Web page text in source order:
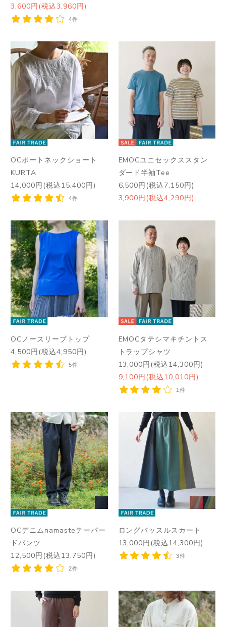
3,600円(税込3,960円)
4件
OCボートネックショート
KURTA
14,000円(税込15,400円)
4件
EMOCユニセックススタン
ダード半袖Tee
6,500円(税込7,150円)
3,900円(税込4,290円)
OCノースリーブトップ
4,500円(税込4,950円)
5件
EMOCタテシマキチントス
トラップシャツ
13,000円(税込14,300円)
9,100円(税込10,010円)
1件
OCデニムnamasteテーパー
ドパンツ
12,500円(税込13,750円)
2件
ロングバッスルスカート
13,000円(税込14,300円)
3件